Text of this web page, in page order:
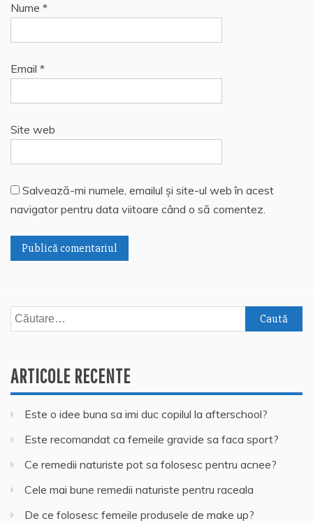
Nume *
Email *
Site web
Salvează-mi numele, emailul și site-ul web în acest
navigator pentru data viitoare când o să comentez.
Caută
după:
ARTICOLE RECENTE
Este o idee buna sa imi duc copilul la afterschool?
Este recomandat ca femeile gravide sa faca sport?
Ce remedii naturiste pot sa folosesc pentru acnee?
Cele mai bune remedii naturiste pentru raceala
De ce folosesc femeile produsele de make up?